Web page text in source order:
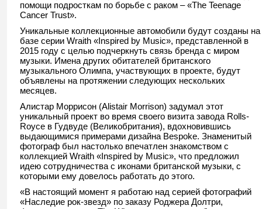
помощи подросткам по борьбе с раком – «The Teenage
Cancer Trust».
Уникальные коллекционные автомобили будут созданы на
базе серии Wraith «Inspired by Music», представленной в
2015 году с целью подчеркнуть связь бренда с миром
музыки. Имена других обитателей британского
музыкального Олимпа, участвующих в проекте, будут
объявлены на протяжении следующих нескольких
месяцев.
Алистар Моррисон (Alistair Morrison) задумал этот
уникальный проект во время своего визита завода Rolls-
Royce в Гудвуде (Великобритания), вдохновившись
выдающимися примерами дизайна Bespoke. Знаменитый
фотограф был настолько впечатлен знакомством с
коллекцией Wraith «Inspired by Music», что предложил
идею сотрудничества с иконами британской музыки, с
которыми ему довелось работать до этого.
«В настоящий момент я работаю над серией фотографий
«Наследие рок-звезд» по заказу Роджера Долтри,